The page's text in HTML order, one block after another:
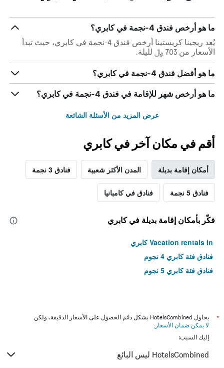
ما هو أرخص فندق 4-نجمة في كابري؟
يُعد ريجينا كريستينا أرخص فندق 4-نجمة في كابري، حيث تبدأ
الأسعار من 703 ﷼ لليلة.
ما هو أفضل فندق 4-نجمة في كابري؟
ما هو أرخص شهر للإقامة في فندق 4-نجمة في كابري؟
عرض المزيد من الأسئلة الشائعة
أقم في مكان آخر في كابري
أمكان إقامة بديلة المدن الأكثر شعبية فنادق 3 نجمة
فنادق 5 نجمة فنادق في كامبانيا
فكّر بأمكان إقامة بديلة في كابري
Vacation rentals in كابري
فنادق فئة كابري 4 نجوم
فنادق فئة كابري 5 نجوم
*
يحاول HotelsCombined بشكل دائم الحصول على الأسعار الدقيقة، ولكن
لا يمكن ضمان الأسعار .
إليك السبب:
HotelsCombined ليس البائع